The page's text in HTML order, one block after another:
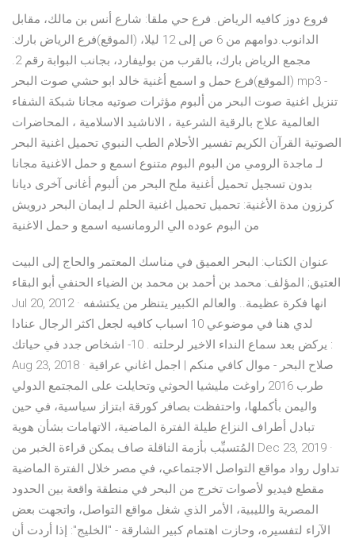
فروع دوز كافيه الرياض. فرع حي ملقا: شارع أنس بن مالك، مقابل
الدانوب.دوامهم من 6 ص إلى 12 ليلا، (الموقع)فرع الرياض بارك:
مجمع الرياض بارك، بالقرب من بوليفارد، بجانب البوابة رقم 2.
(الموقع)فرع حمل و اسمع أغنية خالد ابو حشي صوت البحر mp3 -
تنزيل اغنية صوت البحر من ألبوم مؤثرات صوتيه مجانا شبكة الشفاء
العالمية علاج بالرقية الشرعية ، الاناشيد الاسلامية ، المحاضرات
الصوتية القرآن الكريم تفسير الأحلام الطب النبوي تحميل اغنية البحر
لـ ماجدة الرومي من البوم البوم متنوع اسمع و حمل الاغنية مجانا
بدون تسجيل تحميل أغنية ملح البحر من ألبوم أغانى آخرى ديانا
كرزون مدة الأغنية: تحميل تحميل اغنية الحلم لـ ايمان البحر درويش
من البوم عوده الي الرومانسيه اسمع و حمل الاغنية
عنوان الكتاب: البحر العميق في مناسك المعتمر والحاج إلى البيت
العتيق; المؤلف: محمد بن أحمد بن محمد بن الضياء الحنفي أبو البقاء
Jul 20, 2012 · انها فكرة عظيمة.. والعالم الكبير يتنظر من يكتشفه
لدي هنا في موضوعي 10 اسباب كافيه لجعل اكثر الرجال عنادا
يركض بعد سماع النداء الاخير لرحلته . 10- اشخاص جدد في حياتك :
Aug 23, 2018 · صلاح البحر - موال كافي منكم | اجمل اغاني عراقية
طرب 2016 راوغت مليشيا الحوثي وتحايلت على المجتمع الدولي
واليمن بأكملها، واحتفظت بصافر كورقة ابتزاز سياسية، في حين
تبادل أطراف النزاع طيلة الفترة الماضية، الاتهامات بشأن هوية
المُتسبِّب بأزمة الناقلة صاف يمكن قراءة الخبر من Dec 23, 2019 ·
تداول رواد مواقع التواصل الاجتماعي، في مصر خلال الفترة الماضية
مقطع فيديو لأصوات تخرج من البحر في منطقة واقعة بين الحدود
المصرية والليبية، الأمر الذي شغل مواقع التواصل، واتجهت بعض
الآراء لتفسيره، وحازت اهتمام كبير الشارقة - "الخليج": إذا أردت أن